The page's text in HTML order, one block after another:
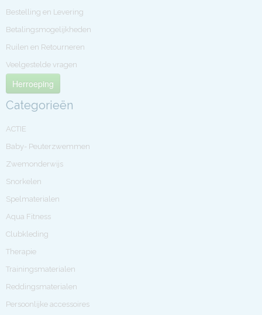
Bestelling en Levering
Betalingsmogelijkheden
Ruilen en Retourneren
Veelgestelde vragen
Herroeping
Categorieën
ACTIE
Baby- Peuterzwemmen
Zwemonderwijs
Snorkelen
Spelmaterialen
Aqua Fitness
Clubkleding
Therapie
Trainingsmaterialen
Reddingsmaterialen
Persoonlijke accessoires